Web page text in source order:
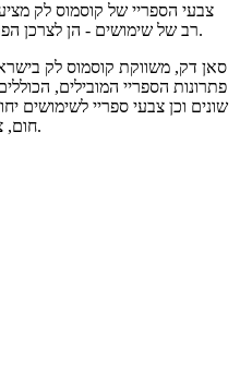
צבעי הספריי של קוסמוס לק
רב של שימושים - הן לצרכן הפרטי והן לתעשיה. מוצרים ללא פשרות.
סאן דק, משווקת קוסמוס לק
פתרונות הספריי המובילים,
שונים וכן צבעי ספריי לשימושים
חום, צבע מקצועי לפורצלן, לאלומיניום ועוד.